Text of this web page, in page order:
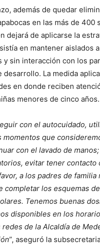
además de quedar
en las más de 400
dejará de aplicarse la
en mantener aislados
y sin interacción con los
desarrollo. La medida
en donde reciben
menores de cinco años.
con el autocuidado,
momentos que
con el lavado de
evitar tener contacto
a los padres de familia
completar los esquemas
Tenemos buenas
disponibles en los
redes de la Alcaldía de
”, aseguró la